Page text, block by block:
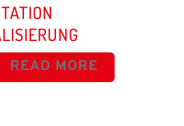
READ MORE